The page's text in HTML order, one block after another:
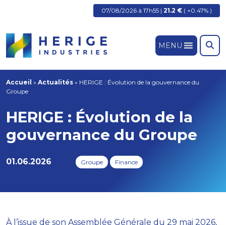
07/08/2026 à 17h55 | 21.2 € ( +0.47% )
MENU
Accueil » Actualités » HERIGE : Évolution de la gouvernance du
Groupe
HERIGE : Évolution de la
gouvernance du Groupe
01.06.2026 Groupe Finance
À l’issue de son Assemblée Générale du 29 mai 2026,